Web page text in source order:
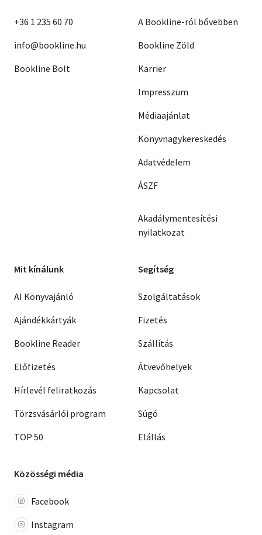
+36 1 235 60 70
info@bookline.hu
Bookline Bolt
A Bookline-ról bővebben
Bookline Zöld
Karrier
Impresszum
Médiaajánlat
Könyvnagykereskedés
Adatvédelem
ÁSZF
Akadálymentesítési
nyilatkozat
Mit kínálunk
AI Könyvajánló
Ajándékkártyák
Bookline Reader
Előfizetés
Hírlevél feliratkozás
Törzsvásárlói program
TOP 50
Segítség
Szolgáltatások
Fizetés
Szállítás
Átvevőhelyek
Kapcsolat
Súgó
Elállás
Közösségi média
Facebook
Instagram